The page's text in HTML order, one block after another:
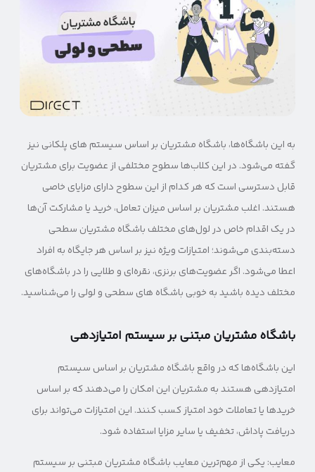
به این باشگاه‌ها، باشگاه مشتریان بر اساس سیستم های پلکانی نیز
گفته می‌شود. در این کلاب‌ها سطوح مختلفی از عضویت برای مشتریان
قابل دسترسی است که هر کدام از این سطوح دارای مزایای خاصی
هستند. اغلب مشتریان بر اساس میزان تعامل، خرید یا مشارکت آن‌ها
در یک اقدام خاص در لول‌های مختلف باشگاه مشتریان سطحی
دسته‌بندی می‌شوند؛ امتیازات ویژه نیز بر اساس هر جایگاه به افراد
اعطا می‌شود. اگر عضویت‌های برنزی، نقره‌ای و طلایی را در باشگاه‌های
مختلف دیده باشید به خوبی باشگاه های سطحی و لولی را می‌شناسید.
باشگاه مشتریان مبتنی بر سیستم امتیازدهی
این باشگاه‌ها که در واقع باشگاه مشتریان بر اساس سیستم
امتیازدهی هستند به مشتریان این امکان را می‌دهند که بر اساس
خریدها یا تعاملات خود امتیاز کسب کنند. این امتیازات می‌تواند برای
دریافت پاداش، تخفیف یا سایر مزایا استفاده شود.
معایب: یکی از مهم‌ترین معایب باشگاه مشتریان مبتنی بر سیستم